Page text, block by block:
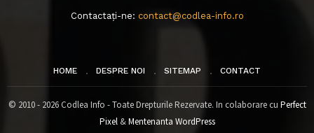
Contactați-ne: contact@codlea-info.ro
HOME DESPRE NOI SITEMAP CONTACT
© 2010 - 2026 Codlea Info - Toate Drepturile Rezervate. In colaborare cu Perfect
Pixel&Mentenanta WordPress